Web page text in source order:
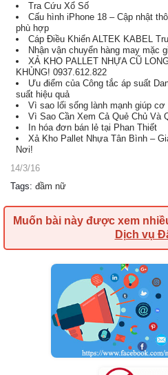
Tra Cứu Xổ Số
Cấu hình iPhone 18 – Cập nhật
phù hợp
Cáp Điều Khiển ALTEK KABEL
Nhận vận chuyển hàng may mặc
XẢ KHO PALLET NHỰA CŨ
KHỦNG! 0937.612.822
Ưu điểm của Công tắc áp suất
suất hiệu quả
Vì sao lối sống lành mạnh giúp
Vì Sao Cần Xem Cả Quẻ Chủ Và
In hóa đơn bán lẻ tại Phan Thiết
Xả Kho Pallet Nhựa Tân Bình –
Nơi!
14/3/16
Tags: đầm nữ
Muốn bài này được xem
Dịch vụ